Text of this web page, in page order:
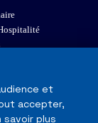
et
accepter,
savoir plus